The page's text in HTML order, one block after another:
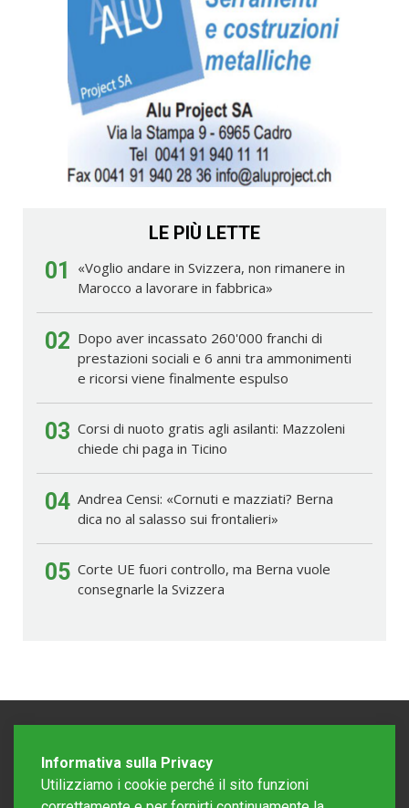
LE PIÙ LETTE
01
«Voglio andare in Svizzera, non rimanere in
Marocco a lavorare in fabbrica»
02 Dopo aver incassato 260'000 franchi di
prestazioni sociali e 6 anni tra ammonimenti
e ricorsi viene finalmente espulso
03 Corsi di nuoto gratis agli asilanti: Mazzoleni
chiede chi paga in Ticino
04 Andrea Censi: «Cornuti e mazziati? Berna
dica no al salasso sui frontalieri»
05 Corte UE fuori controllo, ma Berna vuole
consegnarle la Svizzera
Informativa sulla Privacy
Utilizziamo i cookie perché il sito funzioni